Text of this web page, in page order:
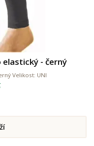
- černý
Velikost: UNI